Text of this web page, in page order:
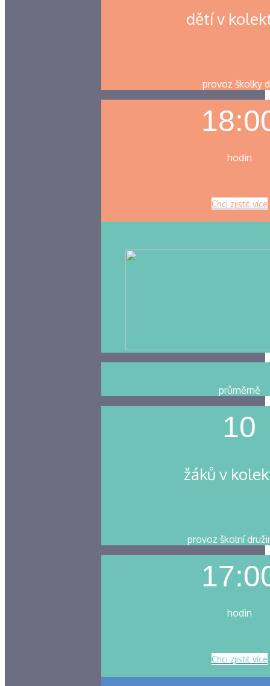
dětí v
provoz školky
hodin
Chci zjistit více
průměrně
10
žáků v
provoz školní
hodin
Chci zjistit více